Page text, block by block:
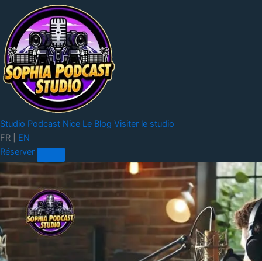
Studio Podcast Nice Le Blog Visiter le studio
FR
EN
Réserver